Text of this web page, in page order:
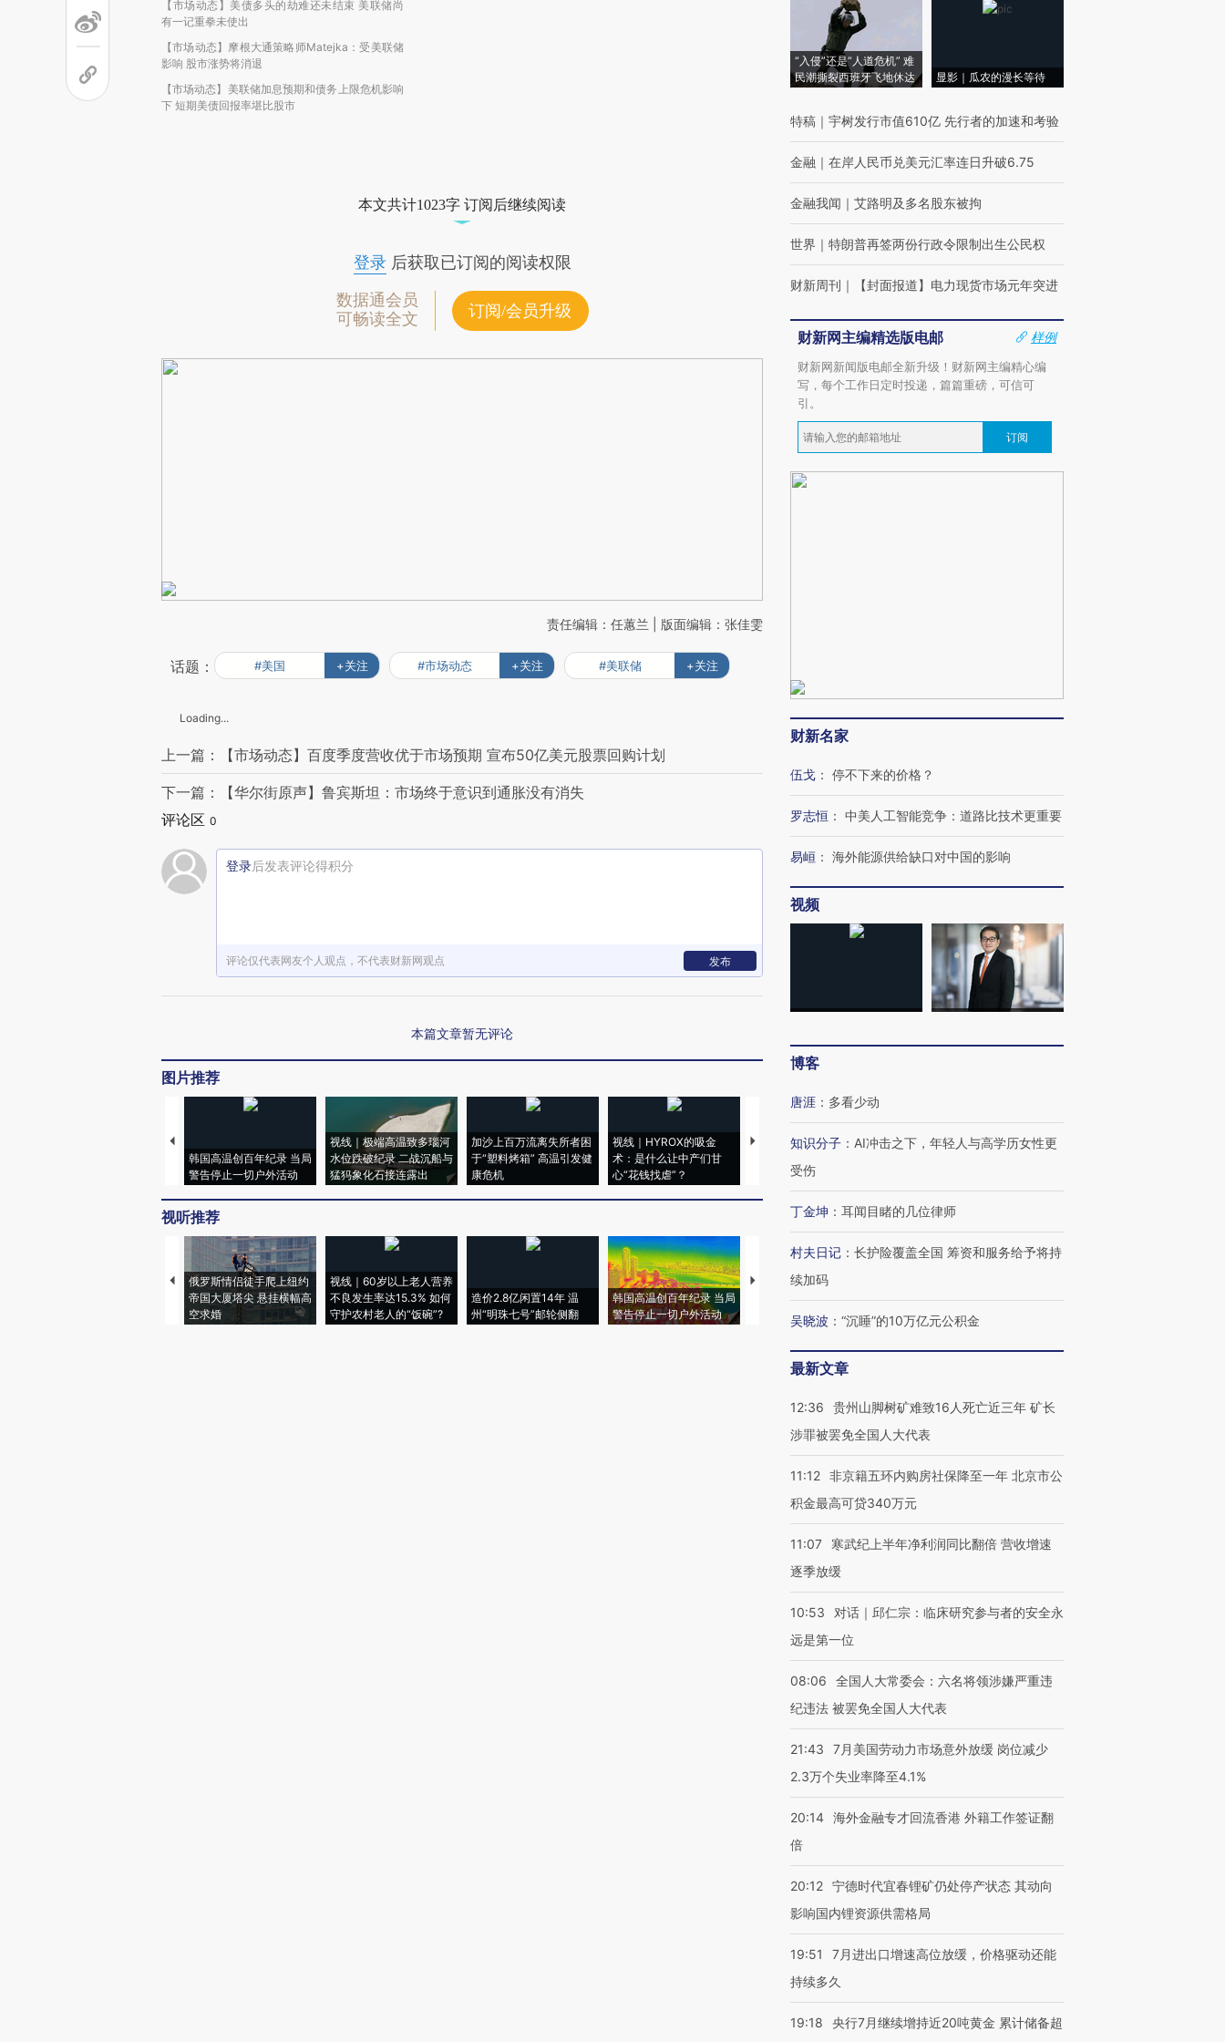
【市场动态】美债多头的劫难还未结束 美联储尚
有一记重拳未使出
【市场动态】摩根大通策略师Matejka：受美联储
影响 股市涨势将消退
【市场动态】美联储加息预期和债务上限危机影响
下 短期美债回报率堪比股市
本文共计1023字 订阅后继续阅读
登录后获取已订阅的阅读权限
数据通会员
可畅读全文
订阅/会员升级
责任编辑：任蕙兰 | 版面编辑：张佳雯
话题： #美国 +关注 #市场动态 +关注 #美联储 +关注
Loading...
上一篇：【市场动态】百度季度营收优于市场预期 宣布50亿美元股票回购计划
下一篇：【华尔街原声】鲁宾斯坦：市场终于意识到通胀没有消失
评论区 0
登录后发表评论得积分
评论仅代表网友个人观点，不代表财新网观点 发布
本篇文章暂无评论
图片推荐
韩国高温创百年纪录 当局
警告停止一切户外活动
视线｜极端高温致多瑙河
水位跌破纪录 二战沉船与
猛犸象化石接连露出
加沙上百万流离失所者困
于“塑料烤箱” 高温引发健
康危机
视线｜HYROX的吸金
术：是什么让中产们甘
心“花钱找虐”？
马航飞行员跨国走私7万
视线｜被称为“蟑螂”的印
视线｜“入侵”还是“人道危
视听推荐
俄罗斯情侣徒手爬上纽约
帝国大厦塔尖 悬挂横幅高
空求婚
视线｜60岁以上老人营养
不良发生率达15.3% 如何
守护农村老人的“饭碗”?
造价2.8亿闲置14年 温
州“明珠七号”邮轮侧翻
韩国高温创百年纪录 当局
警告停止一切户外活动
特朗普出席葬礼疑似打瞌
睡引争议 白宫怒斥批评
者“堕落的白痴”
38岁梅西上演帽子戏法
阿根廷3-0阿尔及利亚
水位跌破纪录 二战沉船与
“入侵”还是“人道危机” 难
民潮撕裂西班牙飞地休达
显影｜瓜农的漫长等待
特稿 ｜ 宇树发行市值610亿 先行者的加速和考验
金融 ｜ 在岸人民币兑美元汇率连日升破6.75
金融我闻 ｜ 艾路明及多名股东被拘
世界 ｜ 特朗普再签两份行政令限制出生公民权
财新周刊 ｜ 【封面报道】电力现货市场元年突进
财新网主编精选版电邮
样例
财新网新闻版电邮全新升级！财新网主编精心编
写，每个工作日定时投递，篇篇重磅，可信可
引。
订阅
财新名家
伍戈 ： 停不下来的价格？
罗志恒 ： 中美人工智能竞争：道路比技术更重要
易峘 ： 海外能源供给缺口对中国的影响
视频
博客
唐涯 ： 多看少动
知识分子 ： AI冲击之下，年轻人与高学历女性更
受伤
丁金坤 ： 耳闻目睹的几位律师
村夫日记 ： 长护险覆盖全国 筹资和服务给予将持
续加码
吴晓波 ： “沉睡”的10万亿元公积金
最新文章
12:36
贵州山脚树矿难致16人死亡近三年 矿长
涉罪被罢免全国人大代表
11:12 非京籍五环内购房社保降至一年 北京市公
积金最高可贷340万元
11:07
寒武纪上半年净利润同比翻倍 营收增速
逐季放缓
10:53
对话｜邱仁宗：临床研究参与者的安全永
远是第一位
08:06
全国人大常委会：六名将领涉嫌严重违
纪违法 被罢免全国人大代表
21:43
7月美国劳动力市场意外放缓 岗位减少
2.3万个失业率降至4.1%
20:14 海外金融专才回流香港 外籍工作签证翻
倍
20:12 宁德时代宜春锂矿仍处停产状态 其动向
影响国内锂资源供需格局
19:51
7月进出口增速高位放缓，价格驱动还能
持续多久
19:18 央行7月继续增持近20吨黄金 累计储备超